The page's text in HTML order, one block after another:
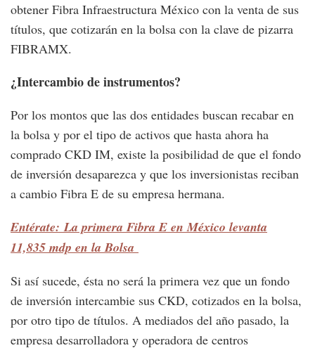
obtener Fibra Infraestructura México con la venta de sus
títulos, que cotizarán en la bolsa con la clave de pizarra
FIBRAMX.
¿Intercambio de instrumentos?
Por los montos que las dos entidades buscan recabar en
la bolsa y por el tipo de activos que hasta ahora ha
comprado CKD IM, existe la posibilidad de que el fondo
de inversión desaparezca y que los inversionistas reciban
a cambio Fibra E de su empresa hermana.
Entérate: La primera Fibra E en México levanta
11,835 mdp en la Bolsa
Si así sucede, ésta no será la primera vez que un fondo
de inversión intercambie sus CKD, cotizados en la bolsa,
por otro tipo de títulos. A mediados del año pasado, la
empresa desarrolladora y operadora de centros